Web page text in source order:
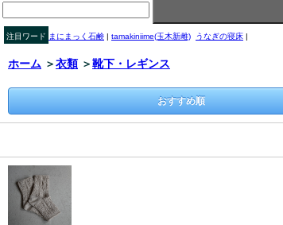
注目ワード まにまっく石鹸 | tamakiniime(玉木新雌) うなぎの寝床 |
ホーム ＞衣類 ＞靴下・レギンス
おすすめ順